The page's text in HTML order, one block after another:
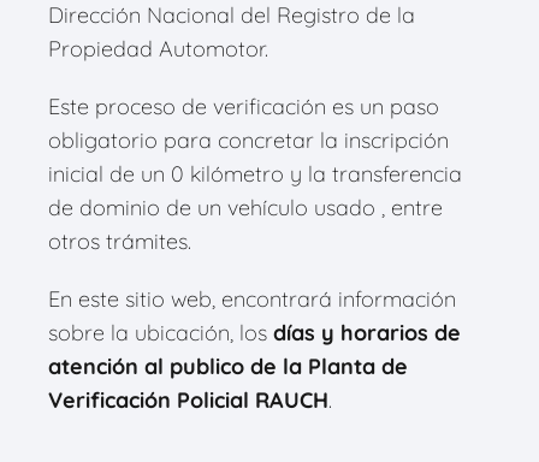
Dirección Nacional del Registro de la
Propiedad Automotor.
Este proceso de verificación es un paso
obligatorio para concretar la inscripción
inicial de un 0 kilómetro y la transferencia
de dominio de un vehículo usado , entre
otros trámites.
En este sitio web, encontrará información
sobre la ubicación, los días y horarios de
atención al publico de la Planta de
Verificación Policial RAUCH.